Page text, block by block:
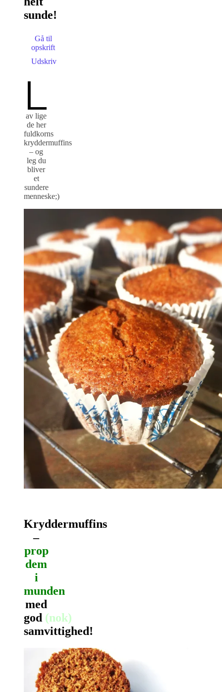
sunde!
Gå til
opskrift
Udskriv
L
av lige
de her
fuldkorns
kryddermuffins
– og
leg du
bliver
et
sundere
menneske;)
Kryddermuffins
–
prop
dem
i
munden
med
god (nok)
samvittighed!